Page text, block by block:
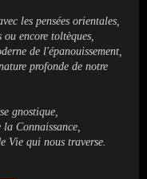
les pensées orientales,
encore toltèques,
de l'épanouissement,
profonde de notre
gnostique,
Connaissance,
Vie qui nous traverse.